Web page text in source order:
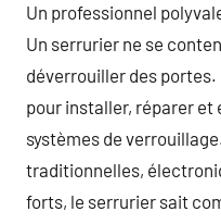
Un professionnel
Un serrurier ne se
déverrouiller des
pour installer, réparer
systèmes de
traditionnelles,
forts, le serrurier sait